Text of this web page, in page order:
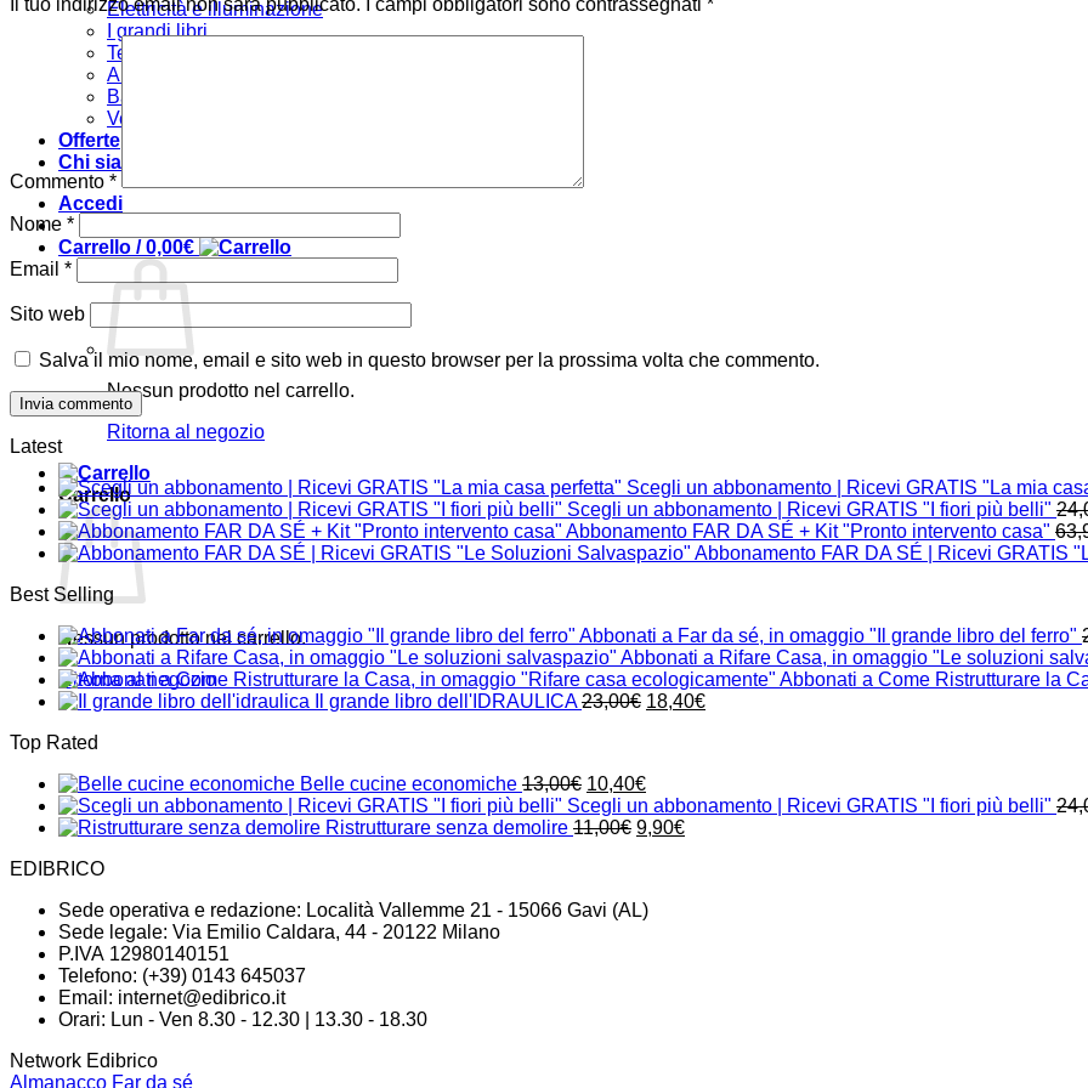
Elettricità e illuminazione
I grandi libri
Tecniche
Arredare
Bambini
Verde e giardino
Offerte
Chi siamo
Accedi
Carrello /0,00€
Nessun prodotto nel carrello.
Ritorna al negozio
Carrello
Nessun prodotto nel carrello.
Ritorna al negozio
Il tuo indirizzo email non sarà pubblicato. I campi obbligatori sono contrassegnati *
Commento *
Nome *
Email *
Sito web
Salva il mio nome, email e sito web in questo browser per la prossima volta che commento.
Latest
Scegli un abbonamento | Ricevi GRATIS "La mia
Scegli un abbonamento | Ricevi GRATIS "I fiori più belli"
Abbonamento FAR DA SÉ + Kit "Pronto intervento casa"
Abbonamento FAR DA SÉ | Ricevi GRATIS
Best Selling
Abbonati a Far da sé, in omaggio "Il grande libro del ferro"
Abbonati a Rifare Casa, in omaggio "Le soluzioni
Abbonati a Come Ristrutturare la
Il grande libro dell'IDRAULICA 23,00€ Il
23,00€.
18,40€Il
Top Rated
Belle cucine economiche 13,00€ Il
prezzo
originale
10,40€Il
prezzo
attuale
Scegli un abbonamento | Ricevi GRATIS "I fiori più belli"
Ristrutturare senza demolire 11,00€ Il
11,00€.
9,90€Il
EDIBRICO
Sede operativa e redazione: Località Vallemme 21 - 15066 Gavi (AL)
Sede legale: Via Emilio Caldara, 44 - 20122 Milano
P.IVA 12980140151
Telefono: (+39) 0143 645037
Email: internet@edibrico.it
Orari: Lun - Ven 8.30 - 12.30 | 13.30 - 18.30
Network Edibrico
Almanacco Far da sé